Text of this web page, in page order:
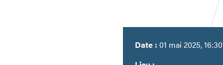
Date : 01 mai 2025,